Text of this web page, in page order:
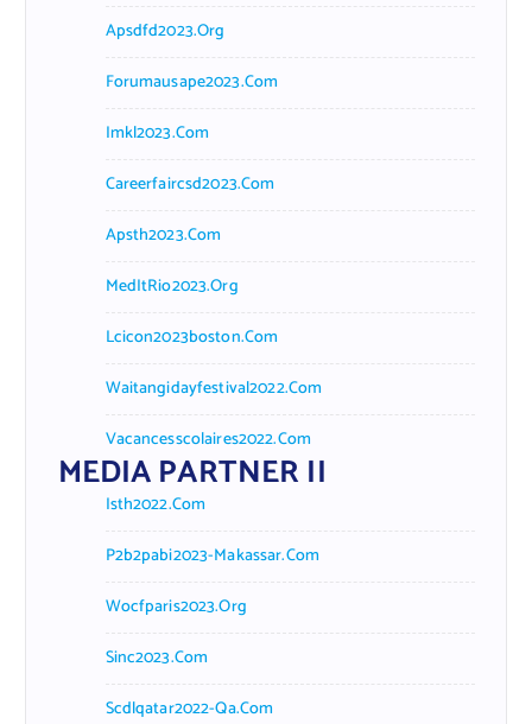
Apsdfd2023.org
Forumausape2023.com
Imkl2023.com
Careerfaircsd2023.com
Apsth2023.com
MedItRio2023.org
Lcicon2023boston.com
Waitangidayfestival2022.com
Vacancesscolaires2022.com
MEDIA PARTNER II
Isth2022.com
P2b2pabi2023-Makassar.com
Wocfparis2023.org
Sinc2023.com
Scdlqatar2022-Qa.com